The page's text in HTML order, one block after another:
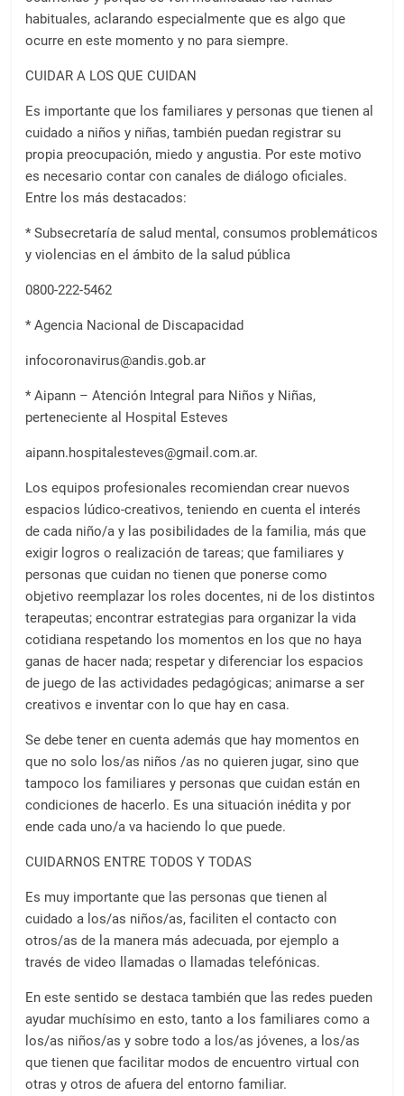
habituales, aclarando especialmente que es algo que
ocurre en este momento y no para siempre.
CUIDAR A LOS QUE CUIDAN
Es importante que los familiares y personas que tienen al
cuidado a niños y niñas, también puedan registrar su
propia preocupación, miedo y angustia. Por este motivo
es necesario contar con canales de diálogo oficiales.
Entre los más destacados:
* Subsecretaría de salud mental, consumos problemáticos
y violencias en el ámbito de la salud pública
0800-222-5462
* Agencia Nacional de Discapacidad
infocoronavirus@andis.gob.ar
* Aipann – Atención Integral para Niños y Niñas,
perteneciente al Hospital Esteves
aipann.hospitalesteves@gmail.com.ar.
Los equipos profesionales recomiendan crear nuevos
espacios lúdico-creativos, teniendo en cuenta el interés
de cada niño/a y las posibilidades de la familia, más que
exigir logros o realización de tareas; que familiares y
personas que cuidan no tienen que ponerse como
objetivo reemplazar los roles docentes, ni de los distintos
terapeutas; encontrar estrategias para organizar la vida
cotidiana respetando los momentos en los que no haya
ganas de hacer nada; respetar y diferenciar los espacios
de juego de las actividades pedagógicas; animarse a ser
creativos e inventar con lo que hay en casa.
Se debe tener en cuenta además que hay momentos en
que no solo los/as niños /as no quieren jugar, sino que
tampoco los familiares y personas que cuidan están en
condiciones de hacerlo. Es una situación inédita y por
ende cada uno/a va haciendo lo que puede.
CUIDARNOS ENTRE TODOS Y TODAS
Es muy importante que las personas que tienen al
cuidado a los/as niños/as, faciliten el contacto con
otros/as de la manera más adecuada, por ejemplo a
través de video llamadas o llamadas telefónicas.
En este sentido se destaca también que las redes pueden
ayudar muchísimo en esto, tanto a los familiares como a
los/as niños/as y sobre todo a los/as jóvenes, a los/as
que tienen que facilitar modos de encuentro virtual con
otras y otros de afuera del entorno familiar.